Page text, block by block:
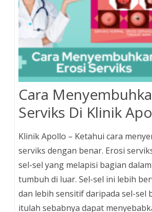
Cara
Serviks Di Klinik
Klinik Apollo – Ketahui cara
serviks dengan benar. Erosi
sel-sel yang melapisi bagian
tumbuh di luar. Sel-sel ini lebih
dan lebih sensitif daripada sel-sel
itulah sebabnya dapat